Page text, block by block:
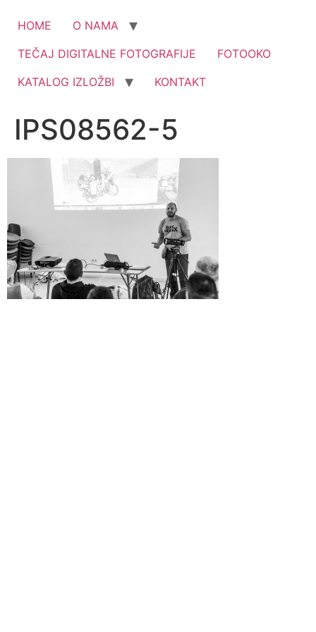
HOME
O NAMA
TEČAJ DIGITALNE FOTOGRAFIJE
FOTOOKO
KATALOG IZLOŽBI
KONTAKT
IPS08562-5